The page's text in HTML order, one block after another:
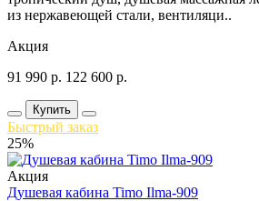
из нержавеющей стали, вентиляци..
Акция
91 990 р. 122 600 р.
Купить
Быстрый заказ
25%
Акция
Душевая кабина Timo Ilma-909